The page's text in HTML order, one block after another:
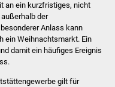
2021
an ein kurzfristiges, nicht
der
Anlass kann
ein Weihnachtsmarkt. Ein
damit ein häufiges Ereignis
gilt für